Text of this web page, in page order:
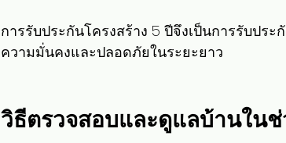
การรับประกันโครงสร้าง 5 ปีจึงเป็นการรับปร
ความมั่นคงและปลอดภัยในระยะยาว
วิธีตรวจสอบและดูแลบ้านใน